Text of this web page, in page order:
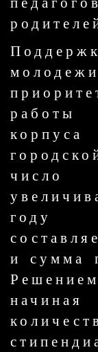
число
году
и сумма